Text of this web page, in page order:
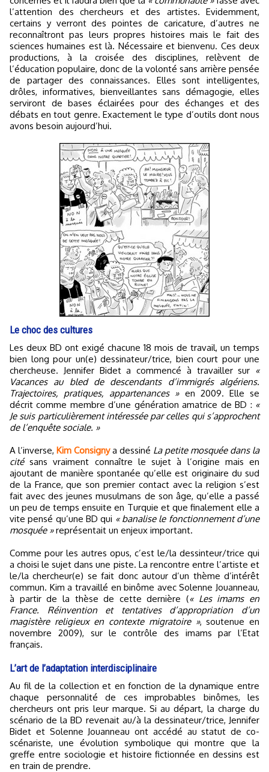
l’attention des chercheurs et des artistes. Evidemment,
certains y verront des pointes de caricature, d’autres ne
reconnaîtront pas leurs propres histoires mais le fait des
sciences humaines est là. Nécessaire et bienvenu. Ces deux
productions, à la croisée des disciplines, relèvent de
l’éducation populaire, donc de la volonté sans arrière pensée
de partager des connaissances. Elles sont intelligentes,
drôles, informatives, bienveillantes sans démagogie, elles
serviront de bases éclairées pour des échanges et des
débats en tout genre. Exactement le type d’outils dont nous
avons besoin aujourd’hui.
Le choc des cultures
Les deux BD ont exigé chacune 18 mois de travail, un temps
bien long pour un(e) dessinateur/trice, bien court pour une
chercheuse. Jennifer Bidet a commencé à travailler sur «
Vacances au bled de descendants d’immigrés algériens.
Trajectoires, pratiques, appartenances »en 2009. Elle se
décrit comme membre d’une génération amatrice de BD : «
Je suis particulièrement intéressée par celles qui s’approchent
de l’enquête sociale. »
A l’inverse, Kim Consignya dessiné La petite mosquée dans la
citésans vraiment connaître le sujet à l’origine mais en
ajoutant de manière spontanée qu’elle est originaire du sud
de la France, que son premier contact avec la religion s’est
fait avec des jeunes musulmans de son âge, qu’elle a passé
un peu de temps ensuite en Turquie et que finalement elle a
vite pensé qu’une BD qui « banalise le fonctionnement d’une
mosquée »représentait un enjeux important.
Comme pour les autres opus, c’est le/la dessinteur/trice qui
a choisi le sujet dans une piste. La rencontre entre l’artiste et
le/la chercheur(e) se fait donc autour d’un thème d’intérêt
commun. Kim a travaillé en binôme avec Solenne Jouanneau,
à partir de la thèse de cette dernière (« Les imams en
France. Réinvention et tentatives d’appropriation d’un
magistère religieux en contexte migratoire », soutenue en
novembre 2009), sur le contrôle des imams par l’Etat
français.
L’art de l’adaptation interdisciplinaire
Au fil de la collection et en fonction de la dynamique entre
chaque personnalité de ces improbables binômes, les
chercheurs ont pris leur marque. Si au départ, la charge du
scénario de la BD revenait au/à la dessinateur/trice, Jennifer
Bidet et Solenne Jouanneau ont accédé au statut de co-
scénariste, une évolution symbolique qui montre que la
greffe entre sociologie et histoire fictionnée en dessins est
en train de prendre.